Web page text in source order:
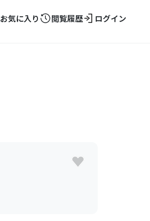
お気に入り 閲覧履歴 ログイン